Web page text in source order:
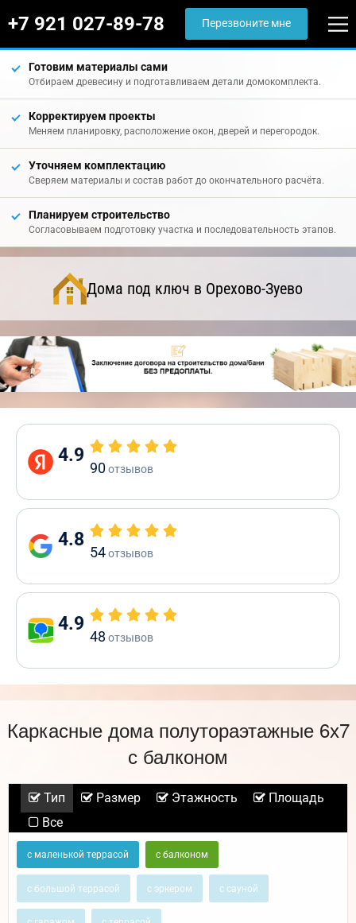
+7 921 027-89-78 Перезвоните мне
Готовим материалы сами
Отбираем древесину и подготавливаем детали домокомплекта.
Корректируем проекты
Меняем планировку, расположение окон, дверей и перегородок.
Уточняем комплектацию
Сверяем материалы и состав работ до окончательного расчёта.
Планируем строительство
Согласовываем подготовку участка и последовательность этапов.
Дома под ключ в Орехово-Зуево
4.9
90отзывов
4.8
54отзывов
4.9
48 отзывов
Каркасные дома полутораэтажные 6х7
с балконом
Тип Размер Этажность
Площадь
Все
с маленькой террасой с балконом
с большой террасой с эркером с сауной